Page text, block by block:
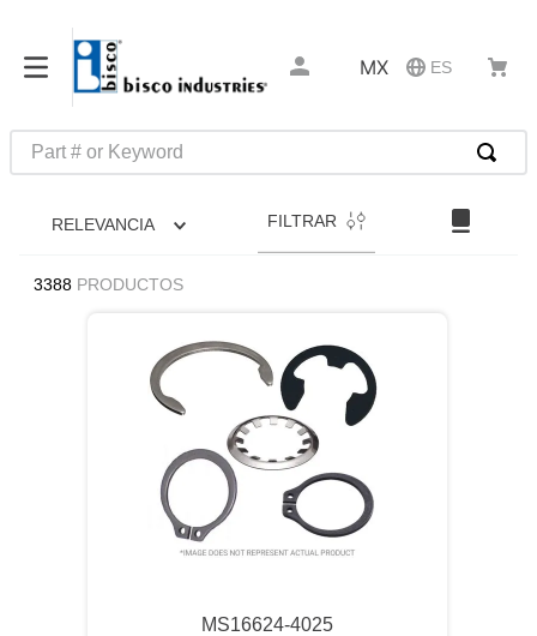
MX ES
Part # or Keyword
RELEVANCIA FILTRAR
3388 PRODUCTOS
MS16624-4025
latch
4.
pin connectors
5.
active
7.
southco r4
compression latches
10. m83461